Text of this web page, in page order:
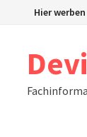
Hier werben